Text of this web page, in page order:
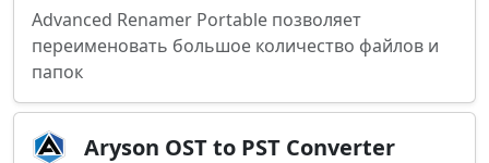
Advanced Renamer Portable позволяет
переименовать большое количество файлов и
папок
Aryson OST to PST Converter